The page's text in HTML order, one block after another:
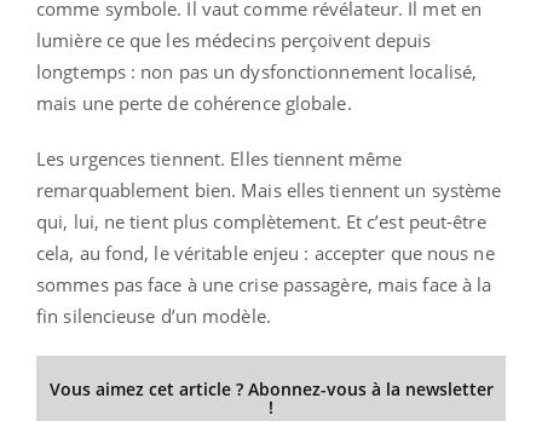
comme symbole. Il vaut comme révélateur. Il met en
lumière ce que les médecins perçoivent depuis
longtemps : non pas un dysfonctionnement localisé,
mais une perte de cohérence globale.
Les urgences tiennent. Elles tiennent même
remarquablement bien. Mais elles tiennent un système
qui, lui, ne tient plus complètement. Et c’est peut-être
cela, au fond, le véritable enjeu : accepter que nous ne
sommes pas face à une crise passagère, mais face à la
fin silencieuse d’un modèle.
Vous aimez cet article ? Abonnez-vous à la newsletter
!